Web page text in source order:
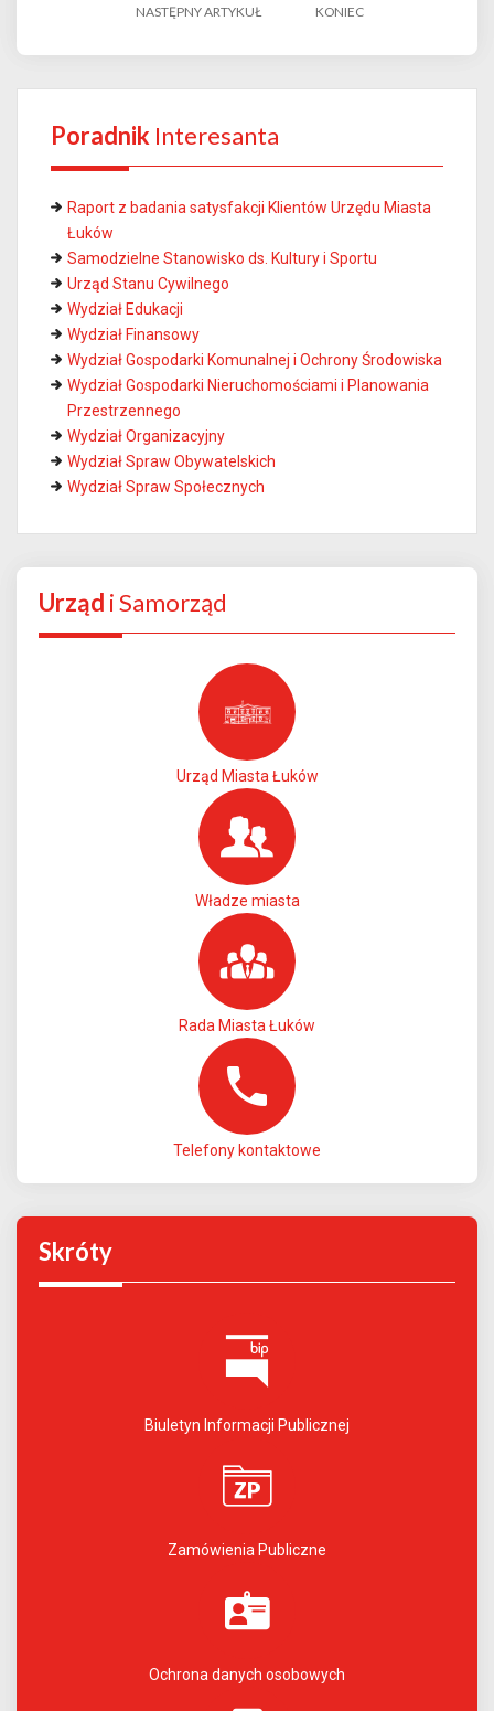
NASTĘPNY ARTYKUŁ KONIEC
Poradnik Interesanta
Raport z badania satysfakcji Klientów Urzędu Miasta
Łuków
Samodzielne Stanowisko ds. Kultury i Sportu
Urząd Stanu Cywilnego
Wydział Edukacji
Wydział Finansowy
Wydział Gospodarki Komunalnej i Ochrony Środowiska
Wydział Gospodarki Nieruchomościami i Planowania
Przestrzennego
Wydział Organizacyjny
Wydział Spraw Obywatelskich
Wydział Spraw Społecznych
Urząd i Samorząd
Urząd Miasta Łuków
Władze miasta
Rada Miasta Łuków
Telefony kontaktowe
Skróty
Biuletyn Informacji Publicznej
Zamówienia Publiczne
Ochrona danych osobowych